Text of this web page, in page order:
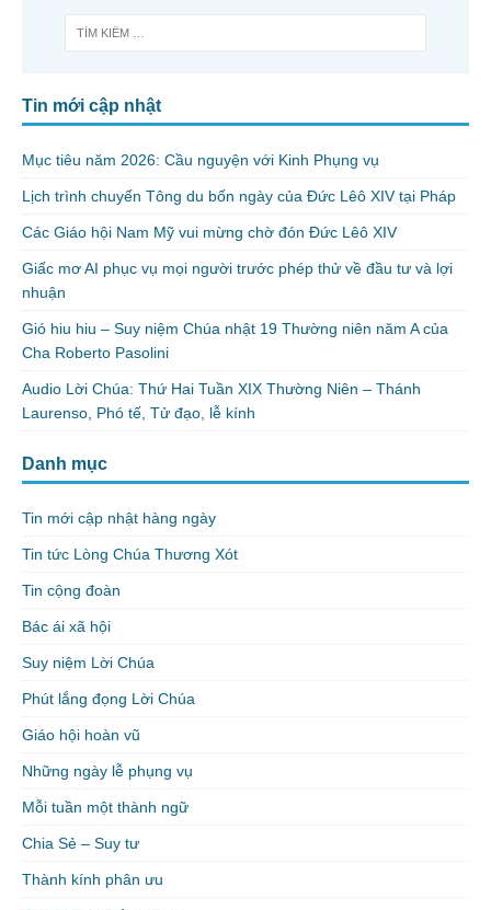
Tin mới cập nhật
Mục tiêu năm 2026: Cầu nguyện với Kinh Phụng vụ
Lịch trình chuyến Tông du bốn ngày của Đức Lêô XIV tại Pháp
Các Giáo hội Nam Mỹ vui mừng chờ đón Đức Lêô XIV
Giấc mơ AI phục vụ mọi người trước phép thử về đầu tư và lợi
nhuận
Gió hiu hiu – Suy niệm Chúa nhật 19 Thường niên năm A của
Cha Roberto Pasolini
Audio Lời Chúa: Thứ Hai Tuần XIX Thường Niên – Thánh
Laurenso, Phó tế, Tử đạo, lễ kính
Danh mục
Tin mới cập nhật hàng ngày
Tin tức Lòng Chúa Thương Xót
Tin cộng đoàn
Bác ái xã hội
Suy niệm Lời Chúa
Phút lắng đọng Lời Chúa
Giáo hội hoàn vũ
Những ngày lễ phụng vụ
Mỗi tuần một thành ngữ
Chia Sẻ – Suy tư
Thành kính phân ưu